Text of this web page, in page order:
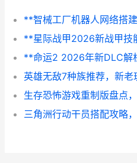
英雄无敌7种族推荐，新
生存恐怖游戏重制版盘点